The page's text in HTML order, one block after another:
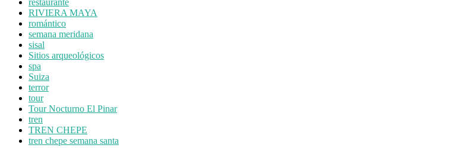
restaurante
RIVIERA MAYA
romántico
semana meridana
sisal
Sitios arqueológicos
spa
Suiza
terror
tour
Tour Nocturno El Pinar
tren
TREN CHEPE
tren chepe semana santa